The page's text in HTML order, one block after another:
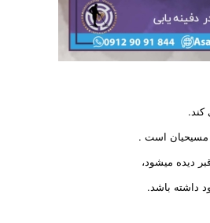
مسیحیان است .
دیده میشود،
داشته باشد.